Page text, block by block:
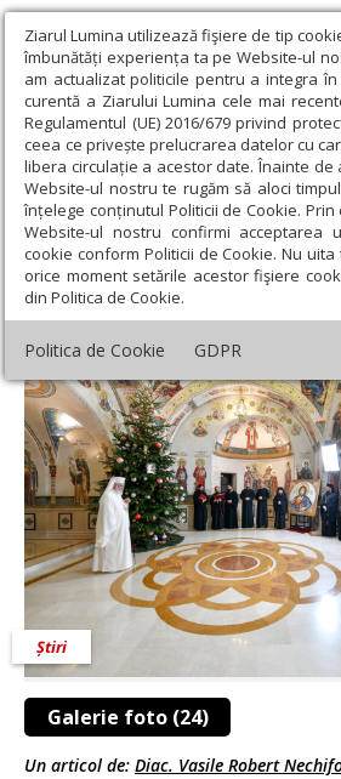
Ziarul Lumina utilizează fişiere de tip
îmbunătăți experiența ta pe Website-ul
am actualizat politicile pentru a integra
curentă a Ziarului Lumina cele mai
Regulamentul (UE) 2016/679 privind
ceea ce privește prelucrarea datelor cu
libera circulație a acestor date. Înainte de
Website-ul nostru te rugăm să aloci
înțelege conținutul Politicii de Cookie.
Website-ul nostru confirmi acceptarea
cookie conform Politicii de Cookie. Nu
orice moment setările acestor fişiere
din Politica de Cookie.
Politica de Cookie GDPR
Ziarul Lumina › Actualitate religioasă ›
vestită după datină la Reședința
Nașterea Domnului vestită
Reședința Patriarhală
Galerie foto (24)
Știri
Un articol de: Diac. Vasile Robert